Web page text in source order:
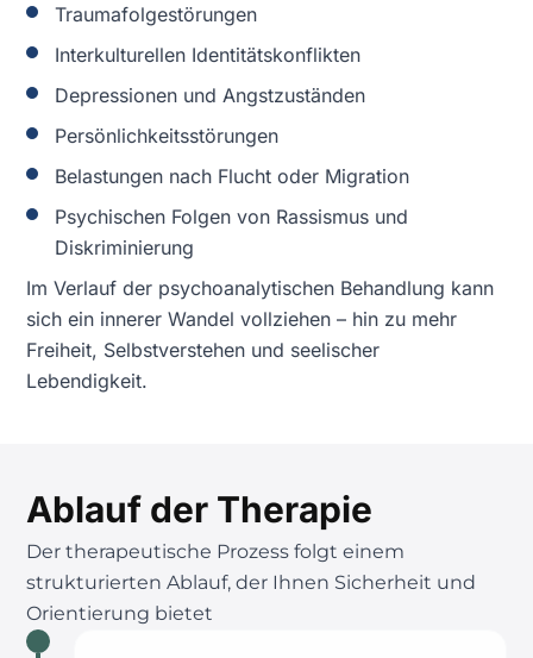
Traumafolgestörungen
Interkulturellen Identitätskonflikten
Depressionen und Angstzuständen
Persönlichkeitsstörungen
Belastungen nach Flucht oder Migration
Psychischen Folgen von Rassismus und
Diskriminierung
Im Verlauf der psychoanalytischen Behandlung kann
sich ein innerer Wandel vollziehen – hin zu mehr
Freiheit, Selbstverstehen und seelischer
Lebendigkeit.
Ablauf der Therapie
Der therapeutische Prozess folgt einem
strukturierten Ablauf, der Ihnen Sicherheit und
Orientierung bietet